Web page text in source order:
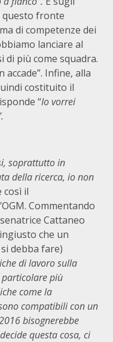
questo fronte
di competenze dei
lanciare al
più come squadra.
Infine, alla
costituito il
“Io vorrei
soprattutto in
della ricerca, io non
così il
Commentando
Cattaneo
che un
debba fare)
di lavoro sulla
particolare più
come la
compatibili con un
bisognerebbe
questa cosa, ci